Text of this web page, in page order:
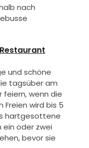
nach
und schöne
tagsüber am
feiern, wenn die
Freien wird bis 5
hartgesottene
oder zwei
bevor sie